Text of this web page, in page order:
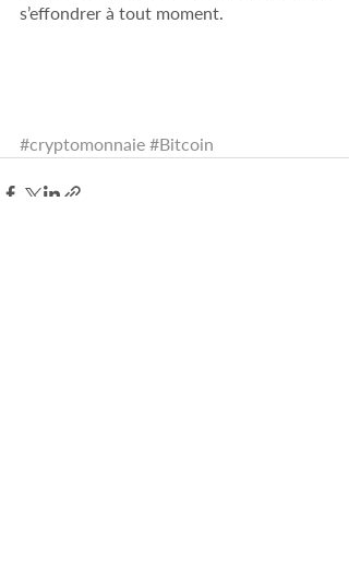
s’effondrer à tout moment.
#cryptomonnaie #Bitcoin